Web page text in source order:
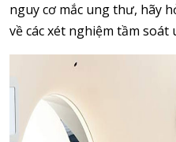
nguy cơ mắc ung thư, hãy
về các xét nghiệm tầm soát